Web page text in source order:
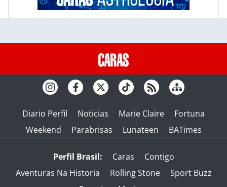
Diario Perfil Noticias Marie Claire
Fortuna
Weekend
Parabrisas Lunateen BATimes
Perfil Brasil: Caras
Contigo
Aventuras Na Historia
Rolling Stone
Sport Buzz